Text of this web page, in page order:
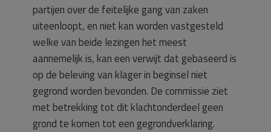
partijen over de feitelijke gang van zaken
uiteenloopt, en niet kan worden vastgesteld
welke van beide lezingen het meest
aannemelijk is, kan een verwijt dat gebaseerd is
op de beleving van klager in beginsel niet
gegrond worden bevonden. De commissie ziet
met betrekking tot dit klachtonderdeel geen
grond te komen tot een gegrondverklaring.